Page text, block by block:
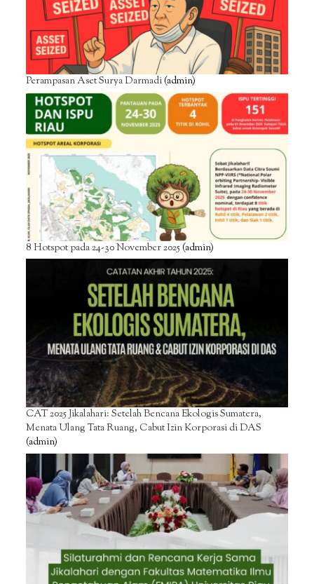
Perampasan Aset Surya Darmadi(admin)
8 Hotspot pada 24-30 November 2025(admin)
CAT 2025 Jikalahari: Setelah Bencana Ekologis Sumatera,
Menata Ulang Tata Ruang, Cabut Izin Korporasi di DAS
(admin)